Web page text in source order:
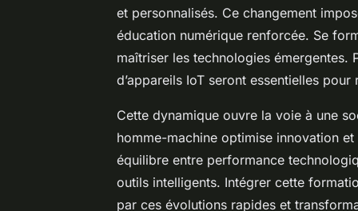
et personnalisés. Ce changement
éducation numérique renforcée. Se
maîtriser les technologies émergentes.
d’appareils IoT seront essentielles
Cette dynamique ouvre la voie à une
homme-machine optimise innovation
équilibre entre performance
outils intelligents. Intégrer cette
par ces évolutions rapides et